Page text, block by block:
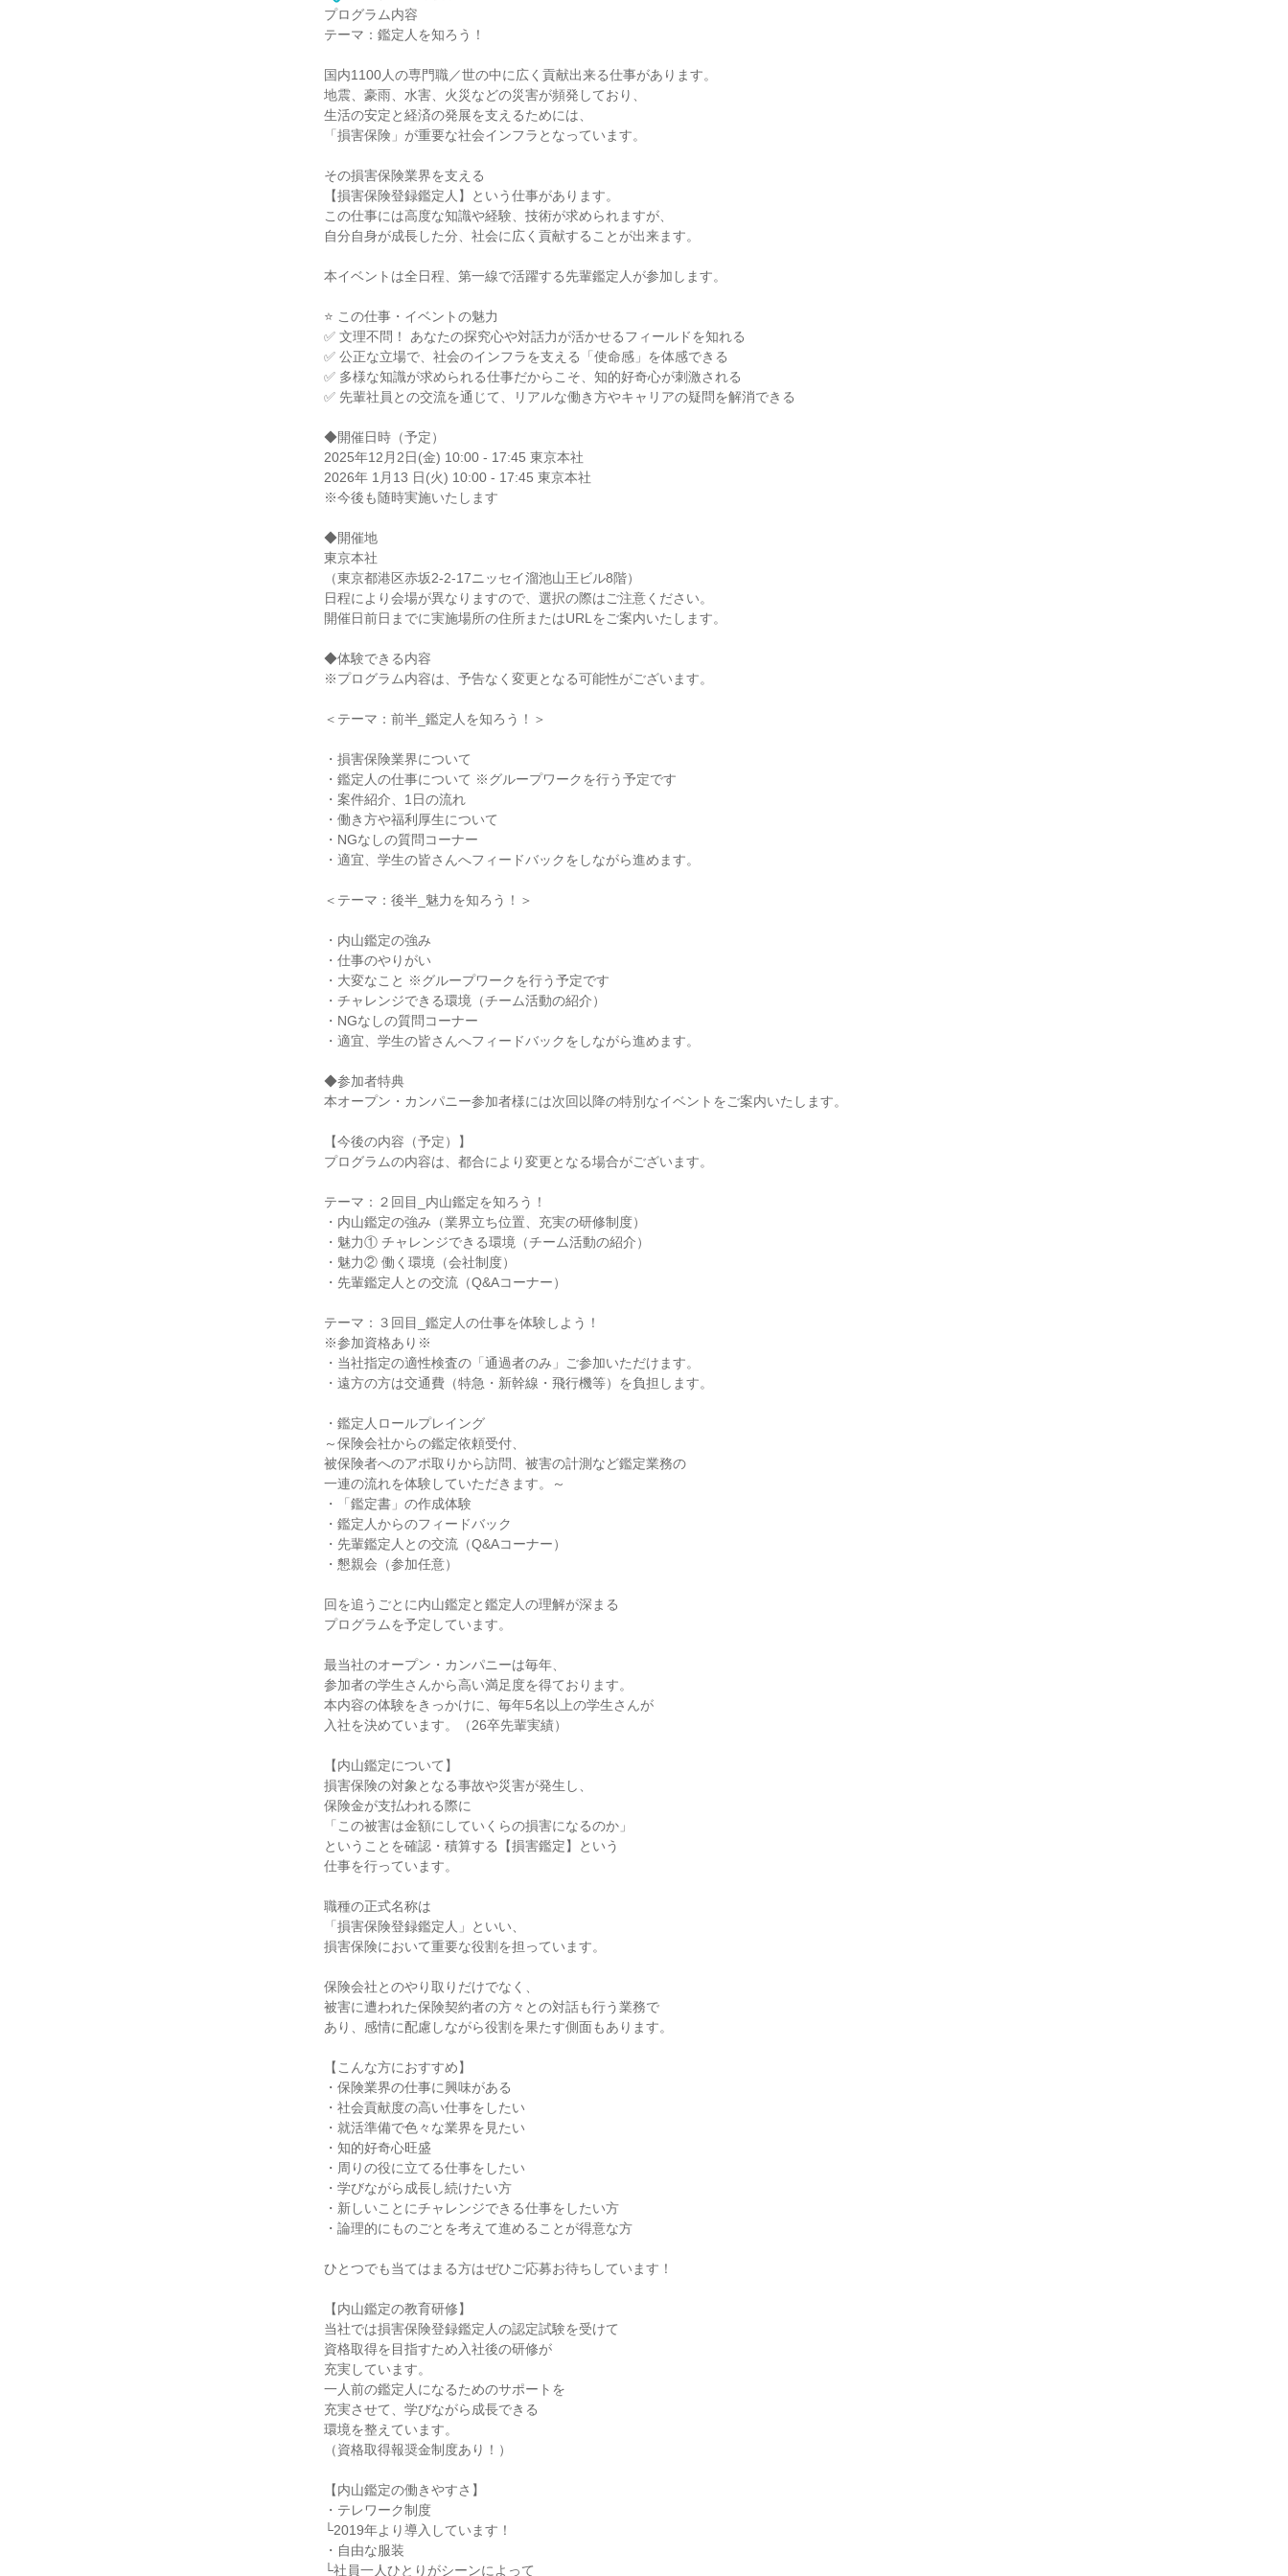
プログラム内容
テーマ：鑑定人を知ろう！
国内1100人の専門職／世の中に広く貢献出来る仕事があります。
地震、豪雨、水害、火災などの災害が頻発しており、
生活の安定と経済の発展を支えるためには、
「損害保険」が重要な社会インフラとなっています。
その損害保険業界を支える
【損害保険登録鑑定人】という仕事があります。
この仕事には高度な知識や経験、技術が求められますが、
自分自身が成長した分、社会に広く貢献することが出来ます。
本イベントは全日程、第一線で活躍する先輩鑑定人が参加します。
⭐ この仕事・イベントの魅力
✅ 文理不問！ あなたの探究心や対話力が活かせるフィールドを知れる
✅ 公正な立場で、社会のインフラを支える「使命感」を体感できる
✅ 多様な知識が求められる仕事だからこそ、知的好奇心が刺激される
✅ 先輩社員との交流を通じて、リアルな働き方やキャリアの疑問を解消できる
◆開催日時（予定）
2025年12月2日(金) 10:00 - 17:45 東京本社
2026年 1月13 日(火) 10:00 - 17:45 東京本社
※今後も随時実施いたします
◆開催地
東京本社
（東京都港区赤坂2-2-17ニッセイ溜池山王ビル8階）
日程により会場が異なりますので、選択の際はご注意ください。
開催日前日までに実施場所の住所またはURLをご案内いたします。
◆体験できる内容
※プログラム内容は、予告なく変更となる可能性がございます。
＜テーマ：前半_鑑定人を知ろう！＞
・損害保険業界について
・鑑定人の仕事について ※グループワークを行う予定です
・案件紹介、1日の流れ
・働き方や福利厚生について
・NGなしの質問コーナー
・適宜、学生の皆さんへフィードバックをしながら進めます。
＜テーマ：後半_魅力を知ろう！＞
・内山鑑定の強み
・仕事のやりがい
・大変なこと ※グループワークを行う予定です
・チャレンジできる環境（チーム活動の紹介）
・NGなしの質問コーナー
・適宜、学生の皆さんへフィードバックをしながら進めます。
◆参加者特典
本オープン・カンパニー参加者様には次回以降の特別なイベントをご案内いたします。
【今後の内容（予定）】
プログラムの内容は、都合により変更となる場合がございます。
テーマ：２回目_内山鑑定を知ろう！
・内山鑑定の強み（業界立ち位置、充実の研修制度）
・魅力① チャレンジできる環境（チーム活動の紹介）
・魅力② 働く環境（会社制度）
・先輩鑑定人との交流（Q&Aコーナー）
テーマ：３回目_鑑定人の仕事を体験しよう！
※参加資格あり※
・当社指定の適性検査の「通過者のみ」ご参加いただけます。
・遠方の方は交通費（特急・新幹線・飛行機等）を負担します。
・鑑定人ロールプレイング
～保険会社からの鑑定依頼受付、
被保険者へのアポ取りから訪問、被害の計測など鑑定業務の
一連の流れを体験していただきます。～
・「鑑定書」の作成体験
・鑑定人からのフィードバック
・先輩鑑定人との交流（Q&Aコーナー）
・懇親会（参加任意）
回を追うごとに内山鑑定と鑑定人の理解が深まる
プログラムを予定しています。
最当社のオープン・カンパニーは毎年、
参加者の学生さんから高い満足度を得ております。
本内容の体験をきっかけに、毎年5名以上の学生さんが
入社を決めています。（26卒先輩実績）
【内山鑑定について】
損害保険の対象となる事故や災害が発生し、
保険金が支払われる際に
「この被害は金額にしていくらの損害になるのか」
ということを確認・積算する【損害鑑定】という
仕事を行っています。
職種の正式名称は
「損害保険登録鑑定人」といい、
損害保険において重要な役割を担っています。
保険会社とのやり取りだけでなく、
被害に遭われた保険契約者の方々との対話も行う業務で
あり、感情に配慮しながら役割を果たす側面もあります。
【こんな方におすすめ】
・保険業界の仕事に興味がある
・社会貢献度の高い仕事をしたい
・就活準備で色々な業界を見たい
・知的好奇心旺盛
・周りの役に立てる仕事をしたい
・学びながら成長し続けたい方
・新しいことにチャレンジできる仕事をしたい方
・論理的にものごとを考えて進めることが得意な方
ひとつでも当てはまる方はぜひご応募お待ちしています！
【内山鑑定の教育研修】
当社では損害保険登録鑑定人の認定試験を受けて
資格取得を目指すため入社後の研修が
充実しています。
一人前の鑑定人になるためのサポートを
充実させて、学びながら成長できる
環境を整えています。
（資格取得報奨金制度あり！）
【内山鑑定の働きやすさ】
・テレワーク制度
└2019年より導入しています！
・自由な服装
└社員一人ひとりがシーンによって